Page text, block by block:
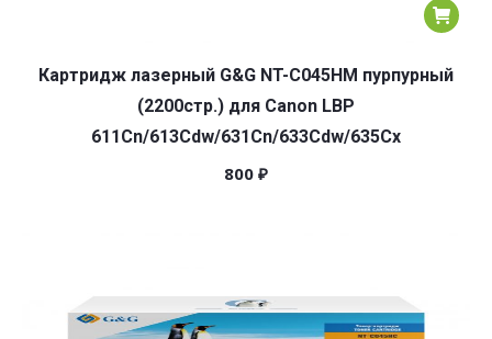
Картридж лазерный G&G NT-C045HM пурпурный
(2200стр.) для Canon LBP
611Cn/613Cdw/631Cn/633Cdw/635Cx
800 ₽